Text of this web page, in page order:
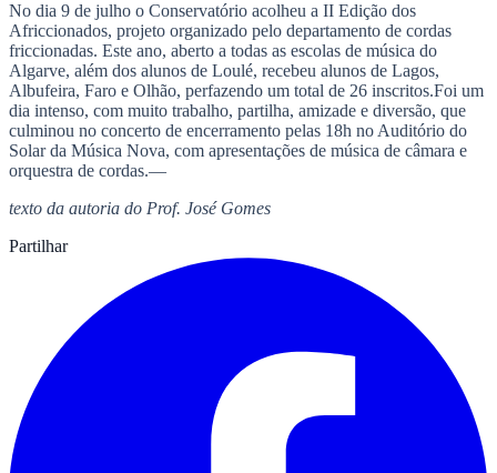
No dia 9 de julho o Conservatório acolheu a II Edição dos
Africcionados, projeto organizado pelo departamento de cordas
friccionadas. Este ano, aberto a todas as escolas de música do
Algarve, além dos alunos de Loulé, recebeu alunos de Lagos,
Albufeira, Faro e Olhão, perfazendo um total de 26 inscritos.Foi um
dia intenso, com muito trabalho, partilha, amizade e diversão, que
culminou no concerto de encerramento pelas 18h no Auditório do
Solar da Música Nova, com apresentações de música de câmara e
orquestra de cordas.—
texto da autoria do Prof. José Gomes
Partilhar